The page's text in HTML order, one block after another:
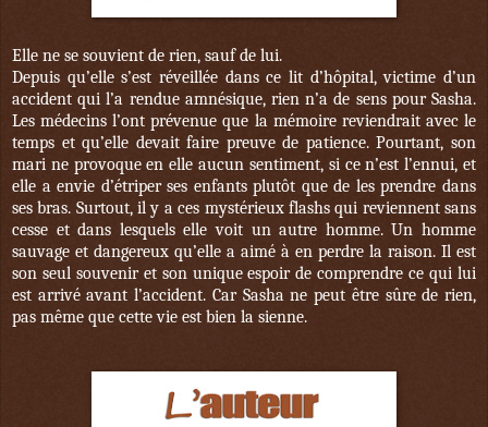
Elle ne se souvient de rien, sauf de lui.
Depuis qu’elle s’est réveillée dans ce lit d’hôpital, victime d’un
accident qui l’a rendue amnésique, rien n’a de sens pour Sasha.
Les médecins l’ont prévenue que la mémoire reviendrait avec le
temps et qu’elle devait faire preuve de patience. Pourtant, son
mari ne provoque en elle aucun sentiment, si ce n’est l’ennui, et
elle a envie d’étriper ses enfants plutôt que de les prendre dans
ses bras. Surtout, il y a ces mystérieux flashs qui reviennent sans
cesse et dans lesquels elle voit un autre homme. Un homme
sauvage et dangereux qu’elle a aimé à en perdre la raison. Il est
son seul souvenir et son unique espoir de comprendre ce qui lui
est arrivé avant l’accident. Car Sasha ne peut être sûre de rien,
pas même que cette vie est bien la sienne.